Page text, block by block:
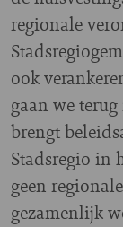
regionale
ook
gaan we
brengt
Stadsregio in
geen
gezamenlijk